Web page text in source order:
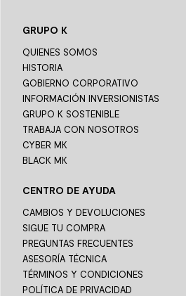
GRUPO K
QUIENES SOMOS
HISTORIA
GOBIERNO CORPORATIVO
INFORMACIÓN INVERSIONISTAS
GRUPO K SOSTENIBLE
TRABAJA CON NOSOTROS
CYBER MK
BLACK MK
CENTRO DE AYUDA
CAMBIOS Y DEVOLUCIONES
SIGUE TU COMPRA
PREGUNTAS FRECUENTES
ASESORÍA TÉCNICA
TÉRMINOS Y CONDICIONES
POLÍTICA DE PRIVACIDAD